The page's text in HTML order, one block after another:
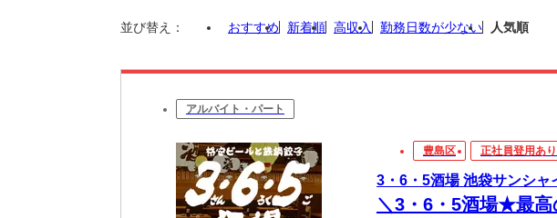
並び替え： おすすめ 新着順 高収入 勤務日数が少ない 人気順
アルバイト・パート
豊島区 正社員登用あり
3・6・5酒場 池袋サンシャ
＼3・6・5酒場★最高